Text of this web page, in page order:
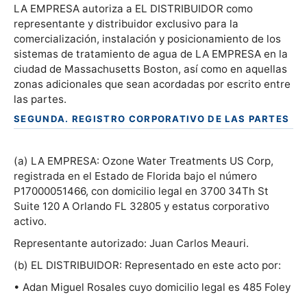
LA EMPRESA autoriza a EL DISTRIBUIDOR como
representante y distribuidor exclusivo para la
comercialización, instalación y posicionamiento de los
sistemas de tratamiento de agua de LA EMPRESA en la
ciudad de Massachusetts Boston, así como en aquellas
zonas adicionales que sean acordadas por escrito entre
las partes.
SEGUNDA. REGISTRO CORPORATIVO DE LAS PARTES
(a) LA EMPRESA: Ozone Water Treatments US Corp,
registrada en el Estado de Florida bajo el número
P17000051466, con domicilio legal en 3700 34Th St
Suite 120 A Orlando FL 32805 y estatus corporativo
activo.
Representante autorizado: Juan Carlos Meauri.
(b) EL DISTRIBUIDOR: Representado en este acto por:
• Adan Miguel Rosales cuyo domicilio legal es 485 Foley